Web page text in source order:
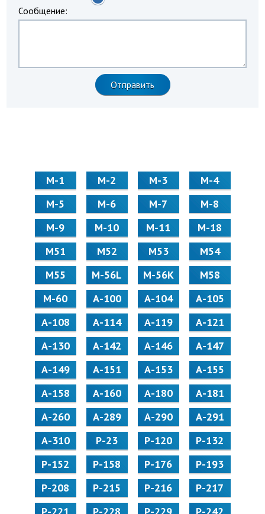
Сообщение:
М-1 М-2 М-3
М-4
М-5
М-6 М-7
М-8
М-9
М-10 М-11
М-18
М51
М52 М53
М54
М55
M-56L M-56K
М58
M-60
А-100 А-104
А-105
А-108
А-114 А-119
А-121
А-130
А-142 А-146
А-147
А-149
А-151 А-153
А-155
А-158
А-160 А-180
А-181
А-260
А-289 А-290
А-291
А-310
Р-23 Р-120
Р-132
Р-152
Р-158 Р-176
Р-193
Р-208
Р-215 Р-216
Р-217
Р-221
Р-228 Р-229
Р-242